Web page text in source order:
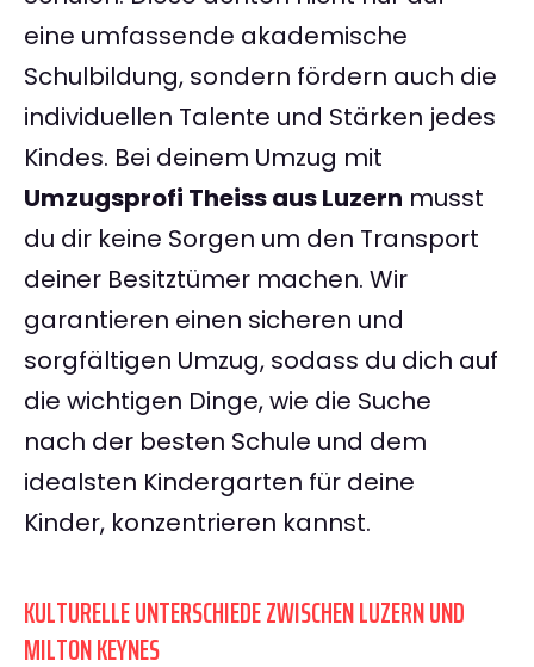
eine umfassende akademische
Schulbildung, sondern fördern auch die
individuellen Talente und Stärken jedes
Kindes. Bei deinem Umzug mit
Umzugsprofi Theiss aus Luzern musst
du dir keine Sorgen um den Transport
deiner Besitztümer machen. Wir
garantieren einen sicheren und
sorgfältigen Umzug, sodass du dich auf
die wichtigen Dinge, wie die Suche
nach der besten Schule und dem
idealsten Kindergarten für deine
Kinder, konzentrieren kannst.
KULTURELLE UNTERSCHIEDE ZWISCHEN LUZERN UND
MILTON KEYNES